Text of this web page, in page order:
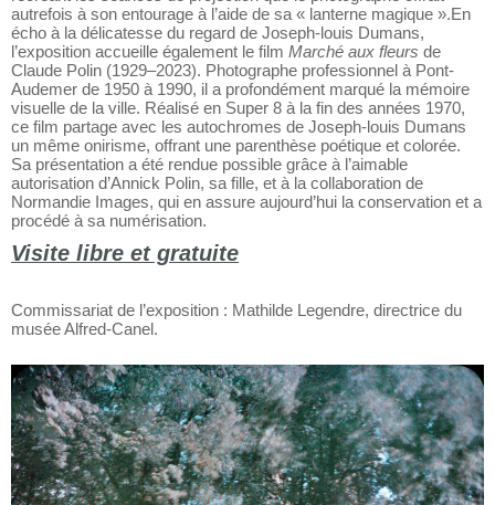
Une projection immersive prolonge cette expérience visuelle,
recréant les séances de projection que le photographe offrait
autrefois à son entourage à l’aide de sa « lanterne magique ».En
écho à la délicatesse du regard de Joseph-louis Dumans,
l’exposition accueille également le filmMarché aux fleursde
Claude Polin (1929–2023). Photographe professionnel à Pont-
Audemer de 1950 à 1990, il a profondément marqué la mémoire
visuelle de la ville. Réalisé en Super 8 à la fin des années 1970,
ce film partage avec les autochromes de Joseph-louis Dumans
un même onirisme, offrant une parenthèse poétique et colorée.
Sa présentation a été rendue possible grâce à l’aimable
autorisation d’Annick Polin, sa fille, et à la collaboration de
Normandie Images, qui en assure aujourd’hui la conservation et a
procédé à sa numérisation.
musée Alfred-Canel.